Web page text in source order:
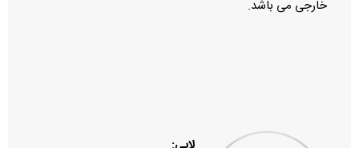
خارجی می باشد.